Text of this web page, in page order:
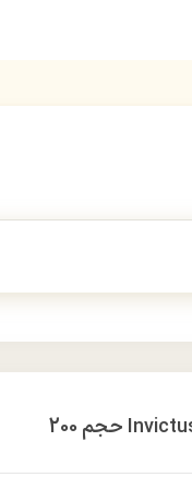
اسپری بدن مردانه بیو استار مدل Invictus حجم 200